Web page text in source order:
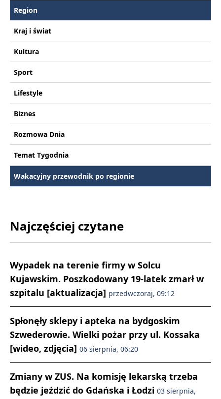
Region
Kraj i świat
Kultura
Sport
Lifestyle
Biznes
Rozmowa Dnia
Temat Tygodnia
Wakacyjny przewodnik po regionie
Najczęściej czytane
Wypadek na terenie firmy w Solcu
Kujawskim. Poszkodowany 19-latek zmarł w
szpitalu [aktualizacja] przedwczoraj, 09:12
Spłonęły sklepy i apteka na bydgoskim
Szwederowie. Wielki pożar przy ul. Kossaka
[wideo, zdjęcia] 06 sierpnia, 06:20
Zmiany w ZUS. Na komisję lekarską trzeba
będzie jeździć do Gdańska i Łodzi 03 sierpnia,